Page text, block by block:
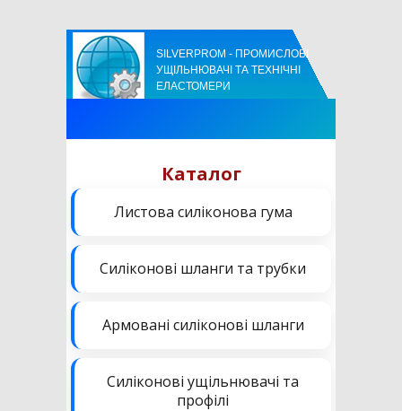
SILVERPROM - ПРОМИСЛОВІ
УЩІЛЬНЮВАЧІ ТА ТЕХНІЧНІ
ЕЛАСТОМЕРИ
Каталог
Листова силіконова гума
Силіконові шланги та трубки
Армовані силіконові шланги
Силіконові ущільнювачі та
профілі